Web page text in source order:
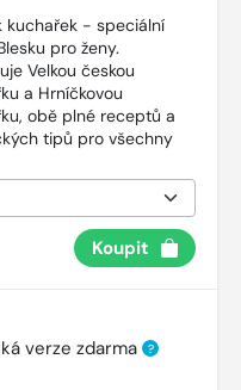
kuchařek - speciální
pro ženy.
Velkou českou
a Hrníčkovou
obě plné receptů a
tipů pro všechny
Koupit
verze zdarma ?